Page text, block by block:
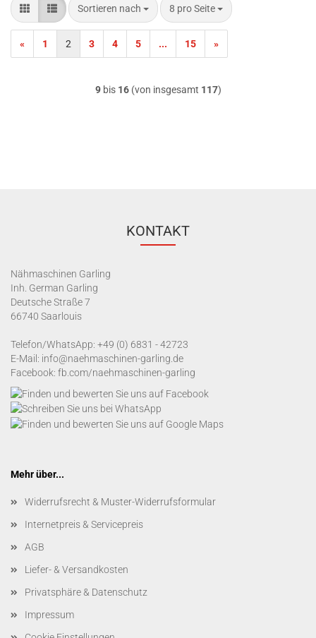
Sortieren nach
Sortieren nach 8 pro Seite
pro Seite
« 1 2 3 4 5 ... 15 »
9bis 16(von insgesamt 117)
KONTAKT
Nähmaschinen Garling
Inh. German Garling
Deutsche Straße 7
66740 Saarlouis
Telefon/WhatsApp: +49 (0) 6831 - 42723
E-Mail: info@naehmaschinen-garling.de
Facebook: fb.com/naehmaschinen-garling
Mehr über...
Widerrufsrecht & Muster-Widerrufsformular
Internetpreis & Servicepreis
AGB
Liefer- & Versandkosten
Privatsphäre & Datenschutz
Impressum